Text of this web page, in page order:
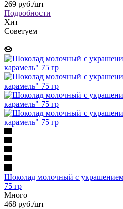
269 руб./шт
Подробности
Хит
Советуем
Шоколад молочный с
75 гр
Много
468 руб./шт